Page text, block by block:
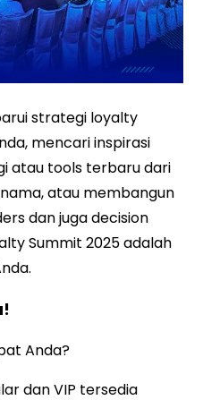
strategi loyalty
mencari inspirasi
atau tools terbaru dari
atau membangun
dan juga decision
Summit 2025 adalah
Anda?
dan VIP tersedia